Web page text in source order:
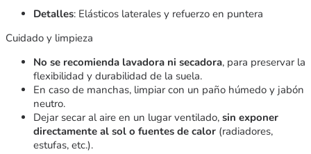
Detalles: Elásticos laterales y refuerzo en puntera
Cuidado y limpieza
No se recomienda lavadora ni secadora, para preservar la
flexibilidad y durabilidad de la suela.
En caso de manchas, limpiar con un paño húmedo y jabón
neutro.
Dejar secar al aire en un lugar ventilado, sin exponer
directamente al sol o fuentes de calor (radiadores,
estufas, etc.).